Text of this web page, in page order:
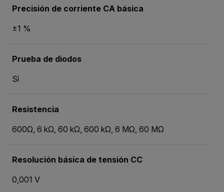
Precisión de corriente CA básica
±1 %
Prueba de diodos
Sí
Resistencia
600Ω, 6 kΩ, 60 kΩ, 600 kΩ, 6 MΩ, 60 MΩ
Resolución básica de tensión CC
0,001 V